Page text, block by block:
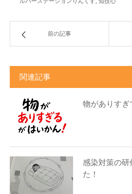
前の記事
関連記事
物がありすぎ
感染対策の
た！